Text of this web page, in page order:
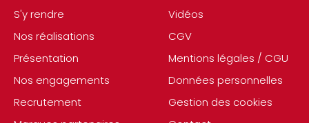
S'y rendre
Nos réalisations
Présentation
Nos engagements
Recrutement
Vidéos
CGV
Mentions légales / CGU
Données personnelles
Gestion des cookies